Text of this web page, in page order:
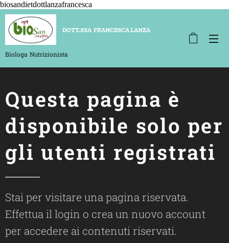
biosandietdottlanzafrancesca
DOTT.SSA FRANCESCA LANZA
Biologa Nutrizionista
Questa pagina è
disponibile solo per
gli utenti registrati
Stai per visitare una pagina riservata.
Effettua il login o crea un nuovo account
per accedere ai contenuti riservati.